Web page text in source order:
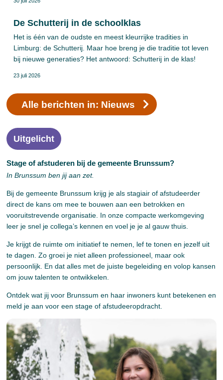
Natuurvriendelijk isoleren, noemen we dat. Onlangs volgden
De Schutterij in de schoolklas
Het is één van de oudste en meest kleurrijke tradities in
Limburg: de Schutterij. Maar hoe breng je die traditie tot leven
bij nieuwe generaties? Het antwoord: Schutterij in de klas!
23 juli 2026
Alle berichten in: Nieuws
Uitgelicht
Stage of afstuderen bij de gemeente Brunssum?
In Brunssum ben jij aan zet.
Bij de gemeente Brunssum krijg je als stagiair of afstudeerder
direct de kans om mee te bouwen aan een betrokken en
vooruitstrevende organisatie. In onze compacte werkomgeving
leer je snel je collega’s kennen en voel je je al gauw thuis.
Je krijgt de ruimte om initiatief te nemen, lef te tonen en jezelf uit
te dagen. Zo groei je niet alleen professioneel, maar ook
persoonlijk. En dat alles met de juiste begeleiding en volop kansen
om jouw talenten te ontwikkelen.
Ontdek wat jij voor Brunssum en haar inwoners kunt betekenen en
meld je aan voor een stage of afstudeeropdracht.